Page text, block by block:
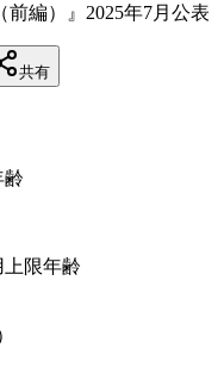
編）』2025年7月公表
共有
齢
限年齢